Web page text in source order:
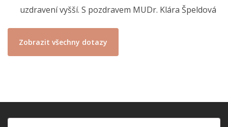
uzdravení vyšší. S pozdravem MUDr. Klára Špeldová
Zobrazit všechny dotazy